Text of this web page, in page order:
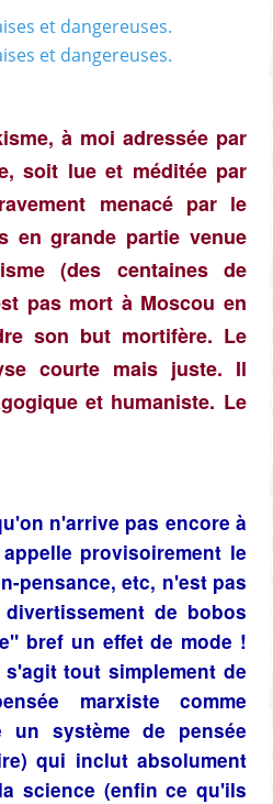
à moi adressée par
soit lue et méditée par
menacé par le
en grande partie venue
(des centaines de
pas mort à Moscou en
son but mortifère. Le
courte mais juste. Il
et humaniste. Le
n'arrive pas encore à
provisoirement le
pensance, etc, n'est pas
de bobos
bref un effet de mode !
tout simplement de
marxiste comme
un système de pensée
qui inclut absolument
science (enfin ce qu'ils